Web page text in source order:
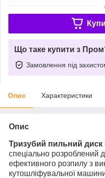
Що таке купити з
Замовлення під
Опис Характеристики
Опис
Тризубий пильний диск
спеціально розроблений
ефективного розпилу з
кутошліфувальної